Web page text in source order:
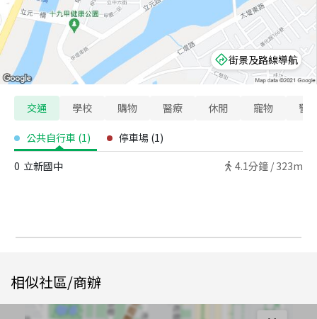
街景及路線導航
交通 學校 購物 醫療 休閒 寵物 警
公共自行車 (1) 停車場 (1)
0 立新國中 4.1分鐘 / 323m
相似社區/商辦